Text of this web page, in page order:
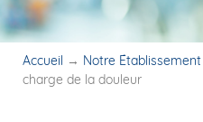
Accueil → Notre Établissement
charge de la douleur